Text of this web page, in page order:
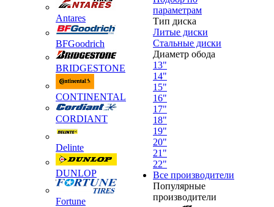
Antares
BFGoodrich
BRIDGESTONE
CONTINENTAL
CORDIANT
Delinte
DUNLOP
Fortune
параметрам
Тип диска
Литые диски
Стальные диски
Диаметр обода
13"
14"
15"
16"
17"
18"
19"
20"
21"
22"
Все производители
Популярные
производители